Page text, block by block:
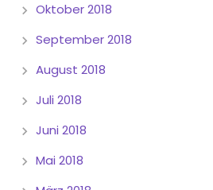
Oktober 2018
September 2018
August 2018
Juli 2018
Juni 2018
Mai 2018